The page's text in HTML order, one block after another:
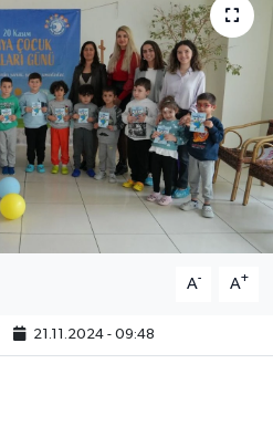
A- A+
21.11.2024 - 09:48